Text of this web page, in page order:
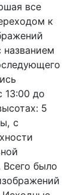
все
к
13:00 до
5
с
Всего было